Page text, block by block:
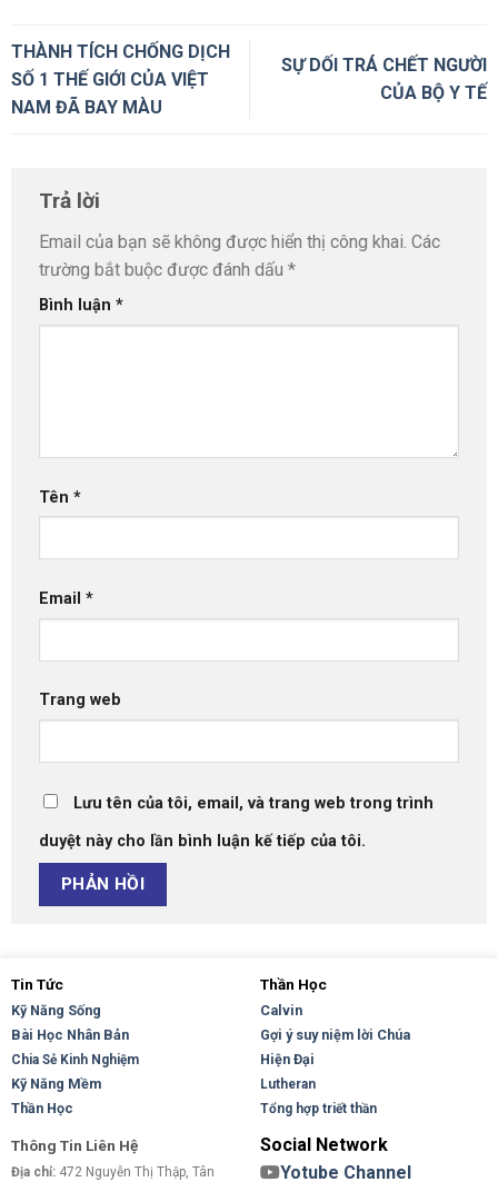
THÀNH TÍCH CHỐNG DỊCH
SỐ 1 THẾ GIỚI CỦA VIỆT
NAM ĐÃ BAY MÀU
SỰ DỐI TRÁ CHẾT NGƯỜI
CỦA BỘ Y TẾ
Trả lời
Email của bạn sẽ không được hiển thị công khai. Các
trường bắt buộc được đánh dấu *
Bình luận *
Tên *
Email *
Trang web
Lưu tên của tôi, email, và trang web trong trình
duyệt này cho lần bình luận kế tiếp của tôi.
Tin Tức
Kỹ Năng Sống
Bài Học Nhân Bản
Chia Sẻ Kinh Nghiệm
Kỹ Năng Mềm
Thần Học
Thần Học
Calvin
Gợi ý suy niệm lời Chúa
Hiện Đại
Lutheran
Tổng hợp triết thần
Thông Tin Liên Hệ
Địa chỉ: 472 Nguyễn Thị Thập, Tân
Social Network
Yotube Channel